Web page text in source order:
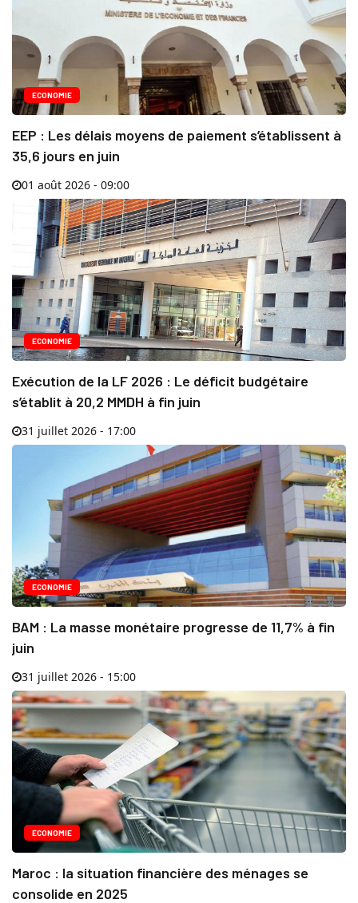
ECONOMIE
EEP : Les délais moyens de paiement s’établissent à
35,6 jours en juin
01 août 2026 - 09:00
ECONOMIE
Exécution de la LF 2026 : Le déficit budgétaire
s’établit à 20,2 MMDH à fin juin
31 juillet 2026 - 17:00
ECONOMIE
BAM : La masse monétaire progresse de 11,7% à fin
juin
31 juillet 2026 - 15:00
ECONOMIE
Maroc : la situation financière des ménages se
consolide en 2025